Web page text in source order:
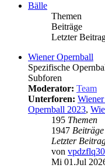
Bälle
Themen
Beiträge
Letzter
Wiener Opernball
Spezifische
Subforen
Moderator: Team
Unterforen:
Opernball 2023,
195 Themen
1947 Beiträge
Letzter
von
Mi 01.Jul